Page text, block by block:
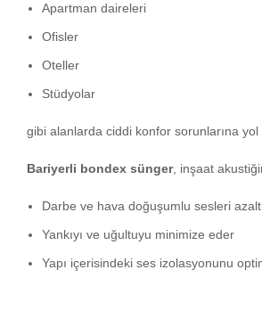
Apartman daireleri
Ofisler
Oteller
Stüdyolar
gibi alanlarda ciddi konfor sorunlarına yol
Bariyerli bondex sünger, inşaat
Darbe ve hava doğuşumlu sesleri
Yankıyı ve uğultuyu minimize eder
Yapı içerisindeki ses izolasyonunu